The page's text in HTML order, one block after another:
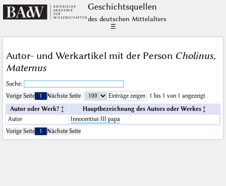
Geschichts­quellen
des deutschen Mittelalters
☰
Autor- und Werkartikel mit der Person Cholinus,
Maternus
Suche:
Vorige Seite
1 Nächste Seite Einträge zeigen
1 bis 1 von 1 angezeigt
Autor oder Werk?
Hauptbezeichnung des Autors oder Werkes
Autor
Innocentius III papa
Vorige Seite
1 Nächste Seite